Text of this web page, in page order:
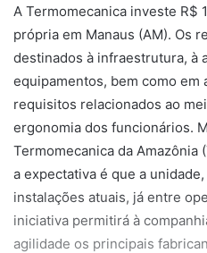
A Termomecanica investe R$
própria em Manaus (AM). Os
destinados à infraestrutura, à
equipamentos, bem como em
requisitos relacionados ao
ergonomia dos funcionários.
Termomecanica da Amazônia
a expectativa é que a
instalações atuais, já entre
iniciativa permitirá à
agilidade os principais